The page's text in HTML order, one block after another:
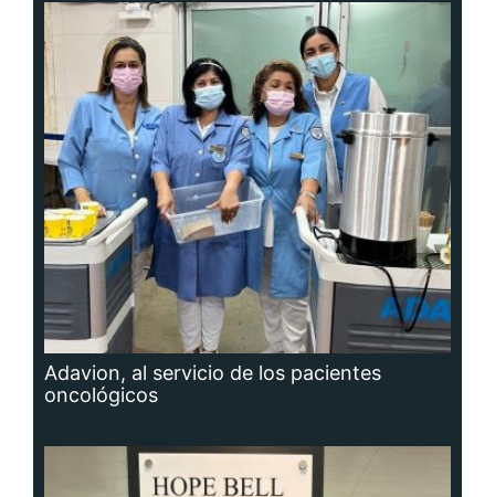
Adavion, al servicio de los pacientes
oncológicos